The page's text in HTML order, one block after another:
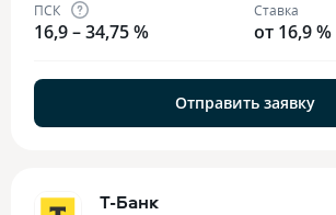
ПСК
16,9 – 34,75 %
Ставка
от 16,9 %
Отправить заявку
Т-Банк